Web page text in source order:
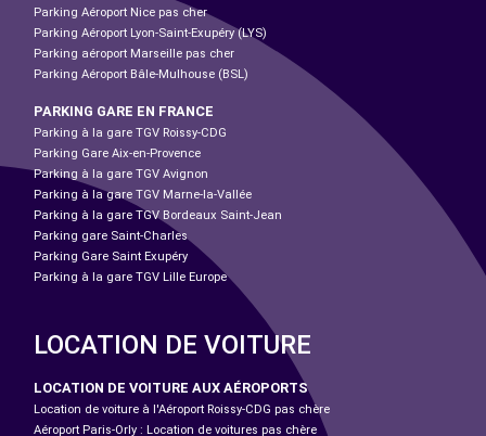
Parking Aéroport Nice pas cher
Parking Aéroport Lyon-Saint-Exupéry (LYS)
Parking aéroport Marseille pas cher
Parking Aéroport Bâle-Mulhouse (BSL)
PARKING GARE EN FRANCE
Parking à la gare TGV Roissy-CDG
Parking Gare Aix-en-Provence
Parking à la gare TGV Avignon
Parking à la gare TGV Marne-la-Vallée
Parking à la gare TGV Bordeaux Saint-Jean
Parking gare Saint-Charles
Parking Gare Saint Exupéry
Parking à la gare TGV Lille Europe
LOCATION DE VOITURE
LOCATION DE VOITURE AUX AÉROPORTS
Location de voiture à l'Aéroport Roissy-CDG pas chère
Aéroport Paris-Orly : Location de voitures pas chère